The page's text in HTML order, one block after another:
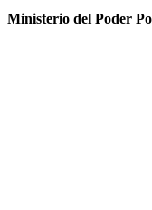
Ministerio del Poder